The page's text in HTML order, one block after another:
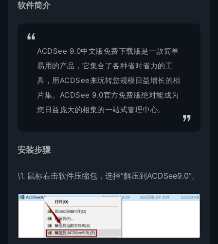
软件简介
ACDSee 9.0中文版免费下载版是一款简单
易用的产品，它集合了各种省时省力的工
具，用ACDSee来玩转您规模日益增长的相
片集。ACDSee 9.0官方免费版绝对能成为
您日益庞大的相集的一站式管理中心。
安装步骤
\1. 鼠标右击软件压缩包，选择“解压到ACDSee9.0”。